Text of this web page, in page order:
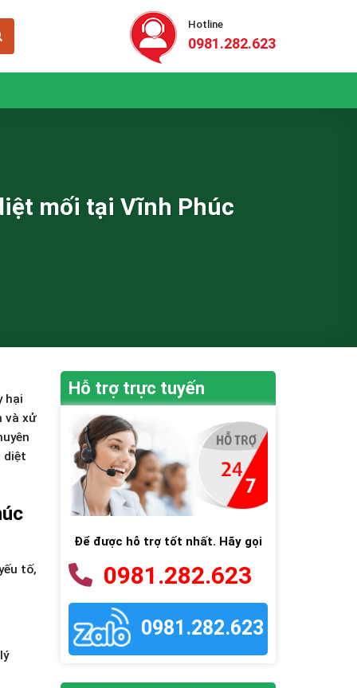
Hotline
0981.282.623
mối tại Vĩnh Phúc
hại
và xử
diệt
tố,
Hỗ trợ trực tuyến
Để được hỗ trợ tốt nhất. Hãy gọi
0981.282.623
0981.282.623